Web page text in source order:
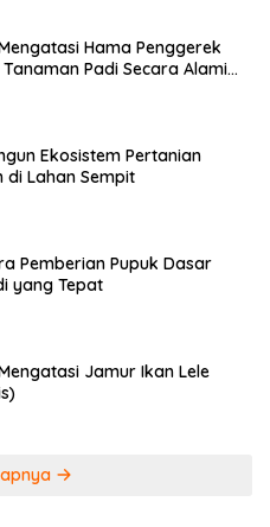
Hama Penggerek
Padi Secara Alami
Ekosistem Pertanian
di Lahan Sempit
Pemberian Pupuk Dasar
yang Tepat
Jamur Ikan Lele